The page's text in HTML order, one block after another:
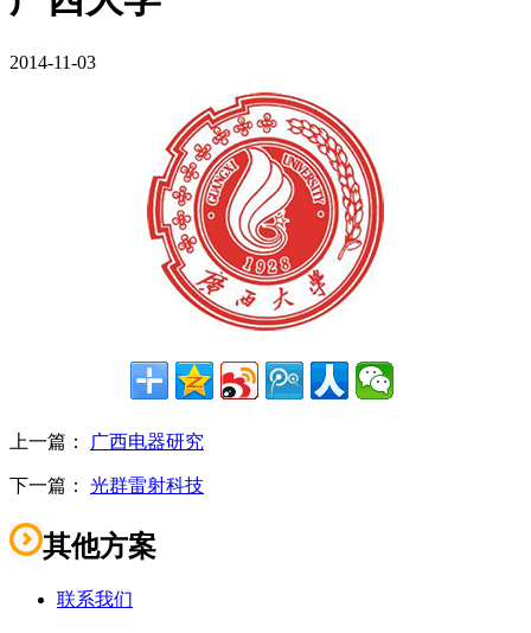
2014-11-03
上一篇： 广西电器研究
下一篇： 光群雷射科技
其他方案
联系我们